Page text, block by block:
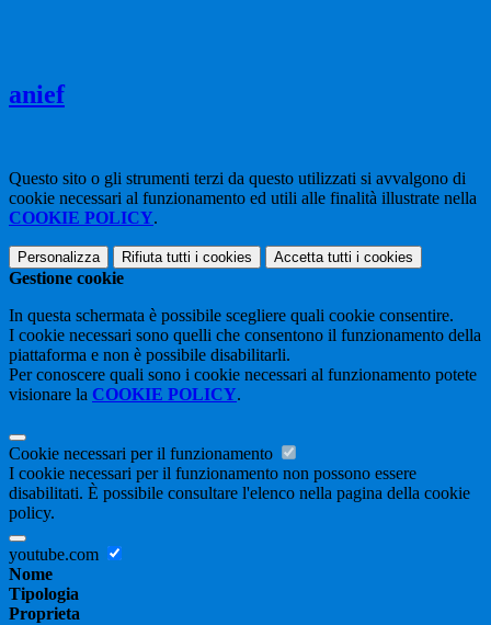
anief
Questo sito o gli strumenti terzi da questo utilizzati si avvalgono di
cookie necessari al funzionamento ed utili alle finalità illustrate nella
COOKIE POLICY.
Personalizza Rifiuta tutti i cookies Accetta tutti i cookies
Gestione cookie
In questa schermata è possibile scegliere quali cookie consentire.
I cookie necessari sono quelli che consentono il funzionamento della
piattaforma e non è possibile disabilitarli.
Per conoscere quali sono i cookie necessari al funzionamento potete
visionare la COOKIE POLICY.
Cookie necessari per il funzionamento
I cookie necessari per il funzionamento non possono essere
disabilitati. È possibile consultare l'elenco nella pagina della cookie
policy.
youtube.com
Nome
Tipologia
Proprieta